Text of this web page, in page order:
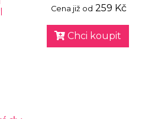
Cena již od 259 Kč
Chci koupit